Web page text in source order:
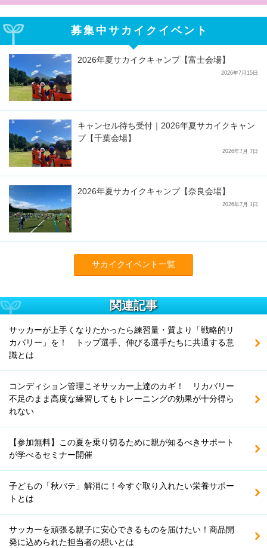
募集中サカイクイベント
2026年夏サカイクキャンプ【富士会場】
2026年7月15日
キャンセル待ち受付｜2026年夏サカイクキャン
プ【千葉会場】
2026年7月 7日
2026年夏サカイクキャンプ【奈良会場】
2026年7月 1日
サカイクイベント一覧
関連記事
サッカーが上手くなりたかったら練習量・質より「戦略的リ
カバリー」を！ トップ選手、伸びる選手たちに共通する意
識とは
コンディション管理こそサッカー上達のカギ！ リカバリー
不足のまま高度な練習してもトレーニングの効果が十分得ら
れない
【参加無料】この夏を乗り切るために親が知るべきサポート
が学べるセミナー開催
子どもの「秋バテ」解消に！今すぐ取り入れたい栄養サポー
トとは
サッカーを頑張る親子に安心できるものを届けたい！商品開
発に込められた担当者の想いとは